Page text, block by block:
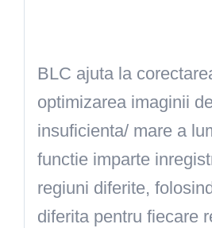
BLC ajuta la
optimizarea imaginii
insuficienta/ mare a
functie imparte
regiuni diferite,
diferita pentru fiecare